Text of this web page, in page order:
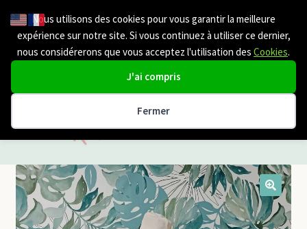
Nous utilisons des cookies pour vous garantir la meilleure
expérience sur notre site. Si vous continuez à utiliser ce dernier,
nous considérerons que vous acceptez l'utilisation des Cookies.
J'ai compris
Fermer
Aller
à
la
Aller
au
contenu
Menu
Etole mariage
cape mariage 🔍